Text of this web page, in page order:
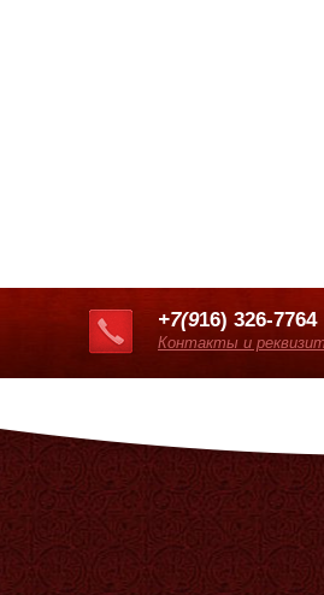
+7(916) 326-7764
Контакты и